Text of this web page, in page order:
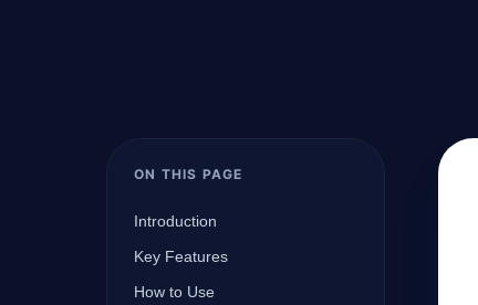
ON THIS PAGE
Introduction
Key Features
How to Use